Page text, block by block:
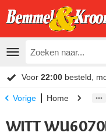
Voor 22:00 besteld,
Vorige Home
WITT